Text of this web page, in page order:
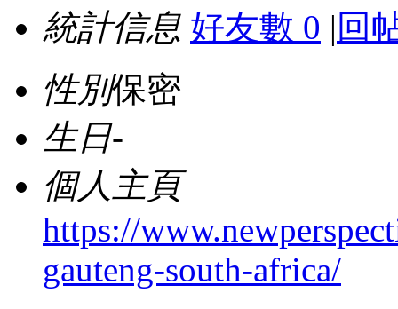
統計信息 好友數 0 | 回
性別保密
生日-
個人主頁
https://
gauteng-south-africa/